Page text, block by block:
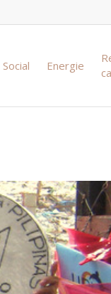
Social Energie